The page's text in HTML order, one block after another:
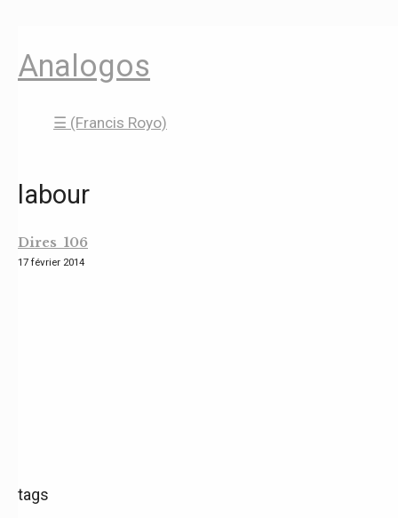
Analogos
☰ (Francis Royo)
labour
Dires 106
17 février 2014
tags